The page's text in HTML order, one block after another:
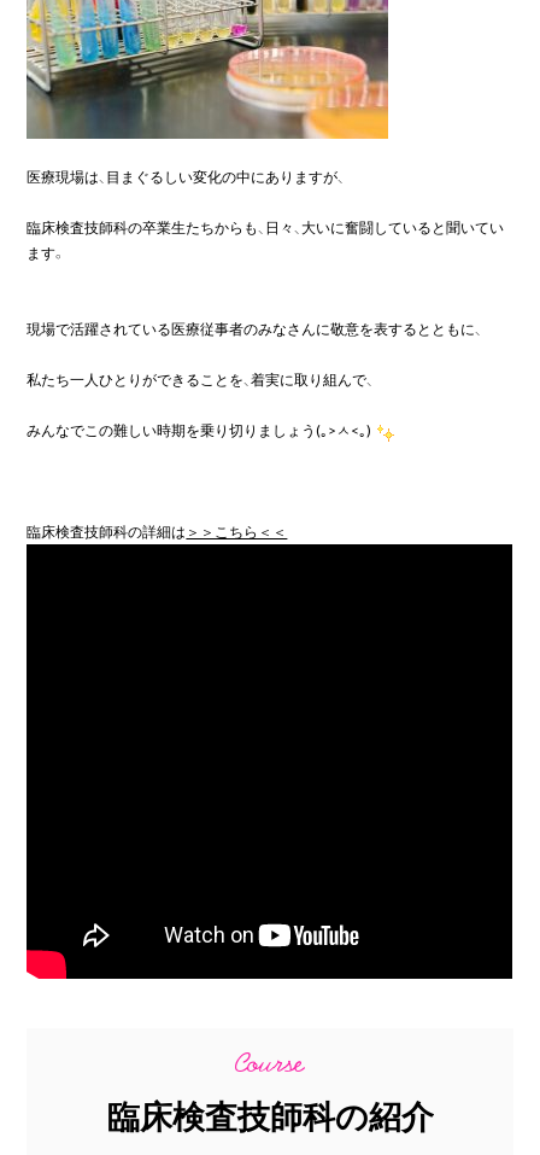
医療現場は、目まぐるしい変化の中にありますが、
臨床検査技師科の卒業生たちからも、日々、大いに奮闘していると聞いてい
ます。
現場で活躍されている医療従事者のみなさんに敬意を表するとともに、
私たち一人ひとりができることを、着実に取り組んで、
みんなでこの難しい時期を乗り切りましょう(｡>ㅅ<｡)
臨床検査技師科の詳細は ＞＞こちら＜＜
臨床検査技師科の紹介